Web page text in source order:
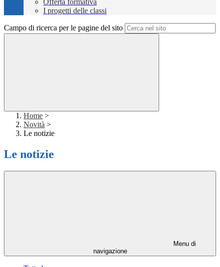
Offerta formativa
I progetti delle classi
Campo di ricerca per le pagine del sito
Home >
Novità >
Le notizie
Le notizie
Menu di
navigazione